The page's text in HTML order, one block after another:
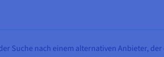
Suche nach einem alternativen Anbieter, der